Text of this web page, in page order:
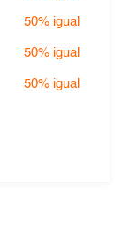
50% igual
50% igual
50% igual